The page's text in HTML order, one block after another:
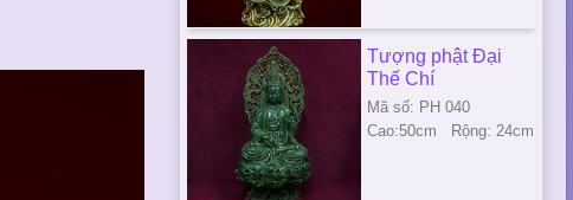
Tượng phật Đại
Thế Chí
Mã số: PH 040
Cao:50cm Rộng: 24cm